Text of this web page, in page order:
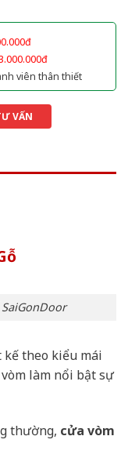
viên thân thiết
VẤN
theo kiểu mái
làm nổi bật sự
thường, cửa vòm